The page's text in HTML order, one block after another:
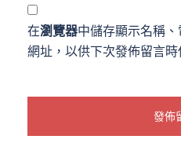
在瀏覽器中儲存顯示名稱
網址，以供下次發佈留言時